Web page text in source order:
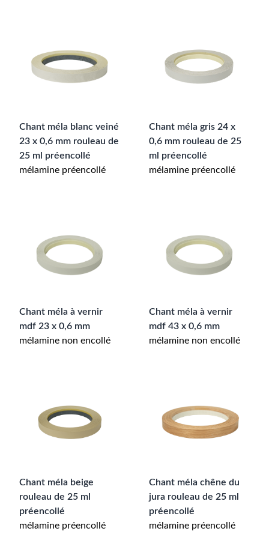
Chant méla blanc veiné
23 x 0,6 mm rouleau de
25 ml préencollé
mélamine préencollé
Chant méla gris 24 x
0,6 mm rouleau de 25
ml préencollé
mélamine préencollé
Chant méla à vernir
mdf 23 x 0,6 mm
mélamine non encollé
Chant méla à vernir
mdf 43 x 0,6 mm
mélamine non encollé
Chant méla beige
rouleau de 25 ml
préencollé
mélamine préencollé
Chant méla chêne du
jura rouleau de 25 ml
préencollé
mélamine préencollé